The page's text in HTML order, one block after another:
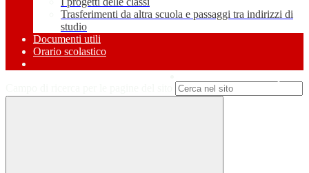
Trasferimenti da altra scuola e passaggi tra indirizzi di
studio
Documenti utili
Orario scolastico